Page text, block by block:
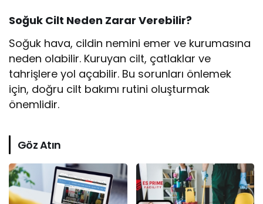
Soğuk Cilt Neden Zarar Verebilir?
Soğuk hava, cildin nemini emer ve kurumasına
neden olabilir. Kuruyan cilt, çatlaklar ve
tahrişlere yol açabilir. Bu sorunları önlemek
için, doğru cilt bakımı rutini oluşturmak
önemlidir.
Göz Atın